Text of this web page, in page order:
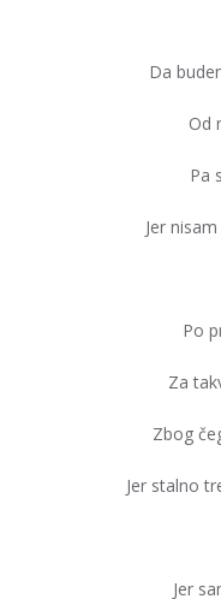
Da
Od
Pa
Jer
Po
Za
Zbog
Jer stalno
Jer